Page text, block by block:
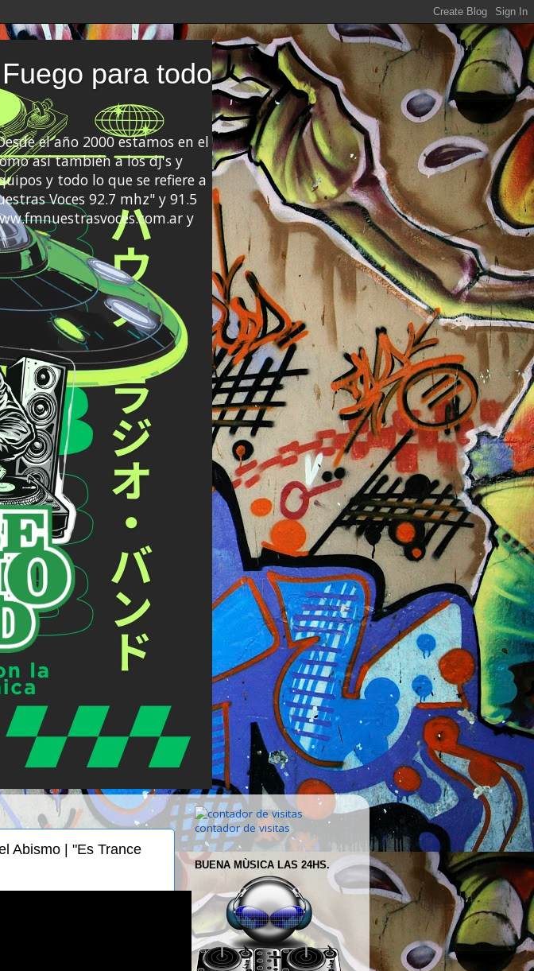
para todo
el año 2000 estamos en el
así también a los dj's y
y todo lo que se refiere a
Voces 92.7 mhz" y 91.5
y
Abismo | "Es Trance
contador de visitas
BUENA MÙSICA LAS 24HS.